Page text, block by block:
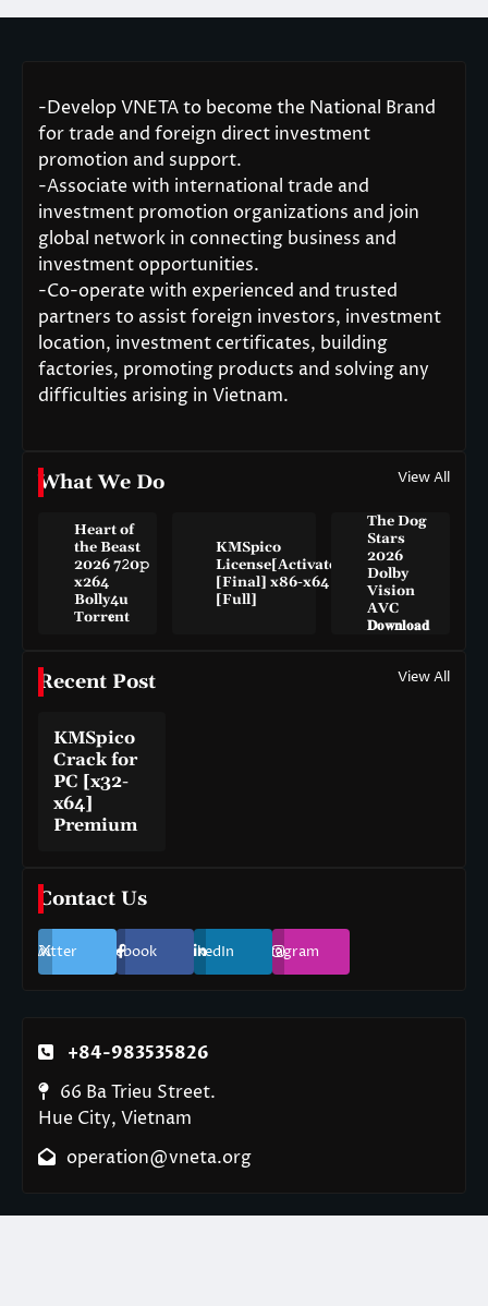
-Develop VNETA to become the National Brand
for trade and foreign direct investment
promotion and support.
-Associate with international trade and
investment promotion organizations and join
global network in connecting business and
investment opportunities.
-Co-operate with experienced and trusted
partners to assist foreign investors, investment
location, investment certificates, building
factories, promoting products and solving any
difficulties arising in Vietnam.
What We Do View All
Heart of
the Beast
2026 7𝟸0𝚙
x264
Bolly4u
Torr𝐞nt
KMSpico
License[Activated]
[Final] x86-x64
[Full]
The Dog
Stars
2026
Dolby
Vision
AVC
𝐃𝐨𝐰𝐧𝐥𝐨𝐚𝐝
Recent Post View All
KMSpico
Crack for
PC [x32-
x64]
Premium
Contact Us
Twitter Facebook LinkedIn Instagram
+84-983535826
66 Ba Trieu Street.
Hue City, Vietnam
operation@vneta.org